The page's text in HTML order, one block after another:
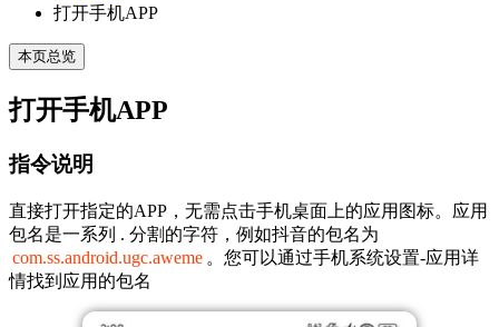
打开手机APP
本页总览
打开手机APP
指令说明
直接打开指定的APP，无需点击手机桌面上的应用图标。应用
包名是一系列 . 分割的字符，例如抖音的包名为
com.ss.android.ugc.aweme 。您可以通过手机系统设置-应用详
情找到应用的包名